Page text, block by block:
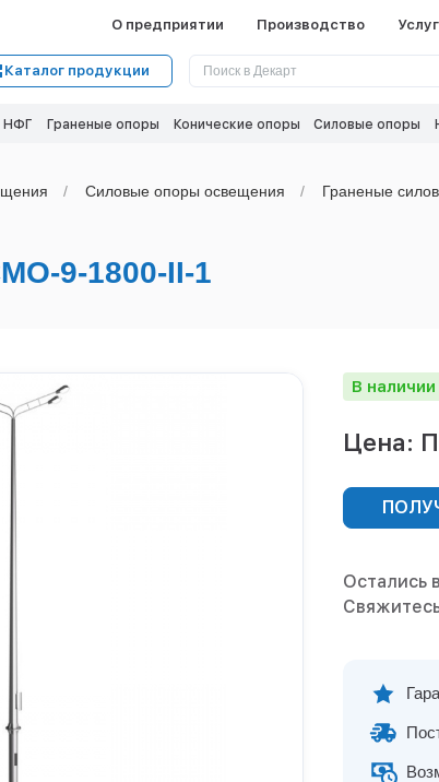
О предприятии Производство
Каталог продукции
НФГ Граненые опоры Конические опоры Силовые опоры
Силовые опоры освещения Граненые
9-1800-II-1
В наличии
Цена:
Остались